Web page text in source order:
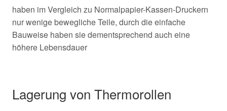
haben im Vergleich zu Normalpapier-Kassen-Druckern
nur wenige bewegliche Teile, durch die einfache
Bauweise haben sie dementsprechend auch eine
höhere Lebensdauer
Lagerung von Thermorollen